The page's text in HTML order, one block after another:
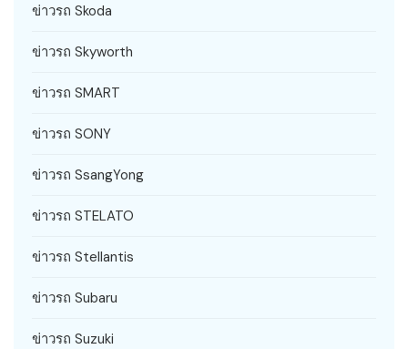
ข่าวรถ Skoda
ข่าวรถ Skyworth
ข่าวรถ SMART
ข่าวรถ SONY
ข่าวรถ SsangYong
ข่าวรถ STELATO
ข่าวรถ Stellantis
ข่าวรถ Subaru
ข่าวรถ Suzuki